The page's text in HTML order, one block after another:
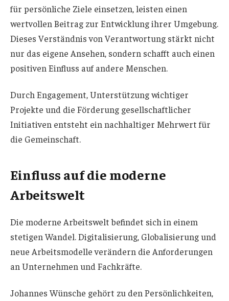
für persönliche Ziele einsetzen, leisten einen
wertvollen Beitrag zur Entwicklung ihrer Umgebung.
Dieses Verständnis von Verantwortung stärkt nicht
nur das eigene Ansehen, sondern schafft auch einen
positiven Einfluss auf andere Menschen.
Durch Engagement, Unterstützung wichtiger
Projekte und die Förderung gesellschaftlicher
Initiativen entsteht ein nachhaltiger Mehrwert für
die Gemeinschaft.
Einfluss auf die moderne
Arbeitswelt
Die moderne Arbeitswelt befindet sich in einem
stetigen Wandel. Digitalisierung, Globalisierung und
neue Arbeitsmodelle verändern die Anforderungen
an Unternehmen und Fachkräfte.
Johannes Wünsche gehört zu den Persönlichkeiten,